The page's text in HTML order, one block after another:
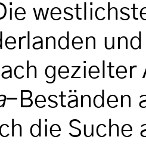
-Beständen
die Suche